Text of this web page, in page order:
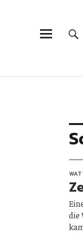
die